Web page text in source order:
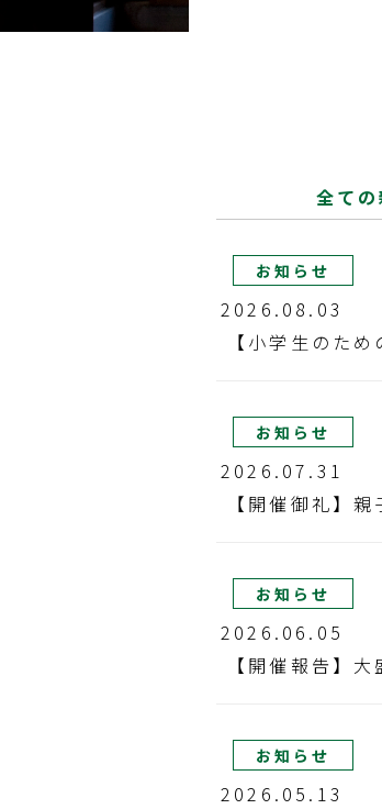
全て
お知らせ
2026.08.03
【小学生のた
お知らせ
2026.07.31
【開催御礼】
お知らせ
2026.06.05
【開催報告】
お知らせ
2026.05.13